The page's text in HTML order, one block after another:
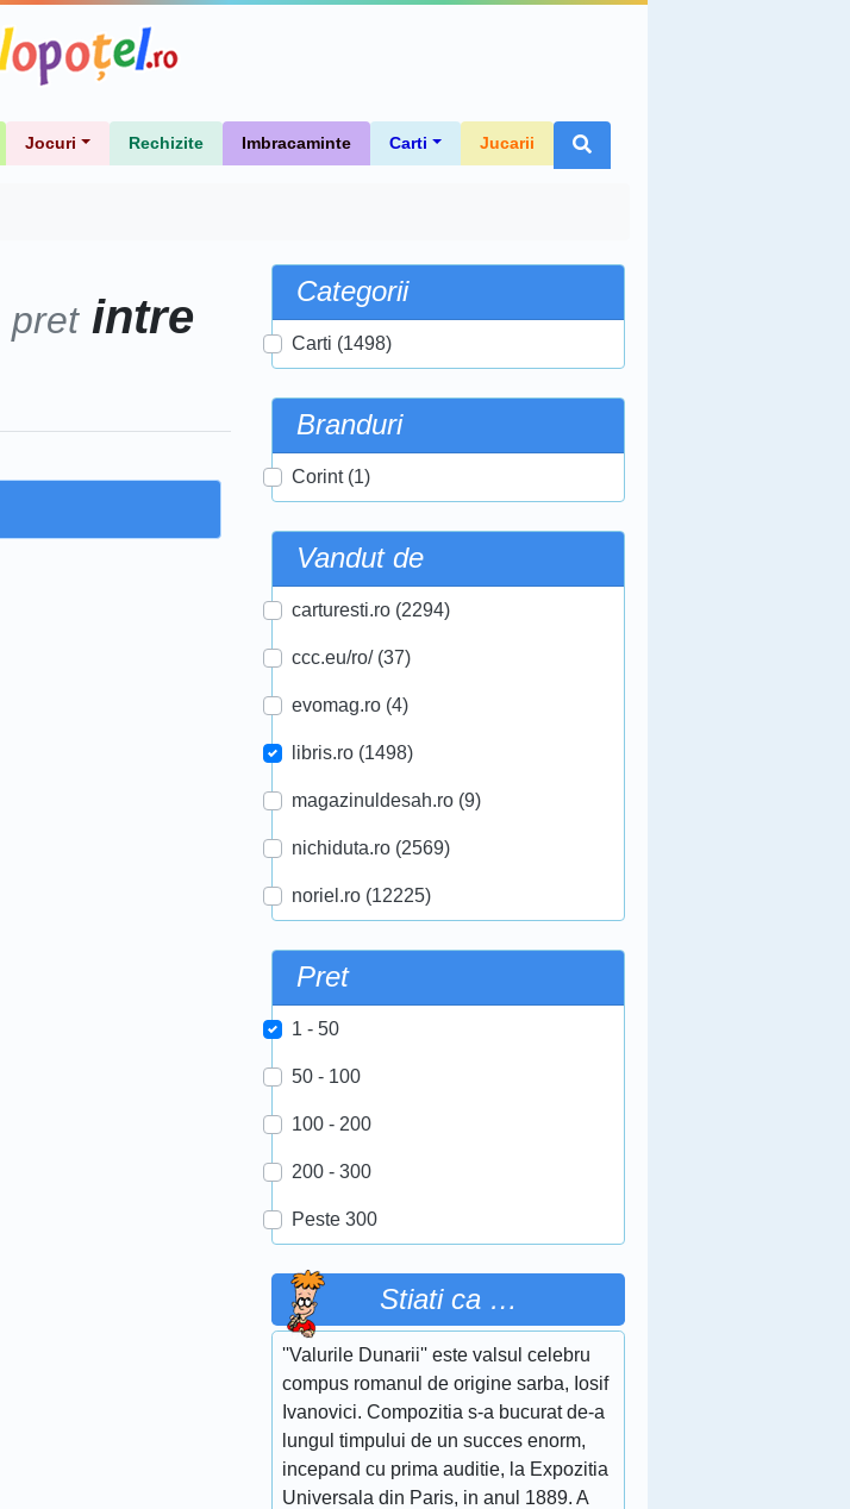
Jocuri Rechizite Imbracaminte Carti Jucarii
pretintre
Categorii
Carti (1498)
Branduri
Corint (1)
Vandut de
carturesti.ro (2294)
ccc.eu/ro/ (37)
evomag.ro (4)
libris.ro (1498)
magazinuldesah.ro (9)
nichiduta.ro (2569)
noriel.ro (12225)
Pret
1 - 50
50 - 100
100 - 200
200 - 300
Peste 300
Stiati ca …
''Valurile Dunarii'' este valsul celebru
compus romanul de origine sarba, Iosif
Ivanovici. Compozitia s-a bucurat de-a
lungul timpului de un succes enorm,
incepand cu prima auditie, la Expozitia
Universala din Paris, in anul 1889. A